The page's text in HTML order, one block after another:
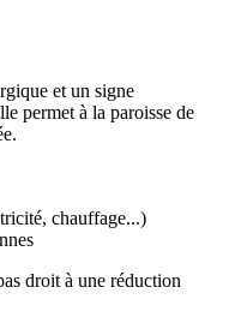
et un signe
permet à la paroisse de
chauffage...)
droit à une réduction